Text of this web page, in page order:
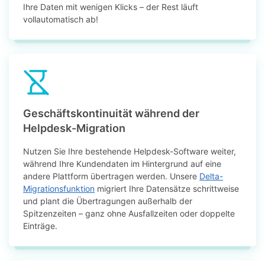
Ihre Daten mit wenigen Klicks – der Rest läuft
vollautomatisch ab!
Geschäftskontinuität während der
Helpdesk-Migration
Nutzen Sie Ihre bestehende Helpdesk-Software weiter,
während Ihre Kundendaten im Hintergrund auf eine
andere Plattform übertragen werden. Unsere Delta-
Migrationsfunktion migriert Ihre Datensätze schrittweise
und plant die Übertragungen außerhalb der
Spitzenzeiten – ganz ohne Ausfallzeiten oder doppelte
Einträge.